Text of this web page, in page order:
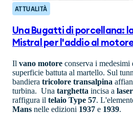
ATTUALITÀ
Una Bugatti di porcellana:
Mistral per l'addio al motore
Il vano motore conserva i
superficie battuta al martello. Sul
bandiera tricolore transalpina
turbina. Una targhetta incisa a laser
raffigura il telaio Type 57.
Mans nelle edizioni 1937 e 1939.